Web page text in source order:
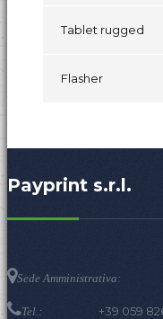
Tablet rugged
Flasher
Payprint s.r.l.
Sede Amministrativa:
Tel.: +39 059